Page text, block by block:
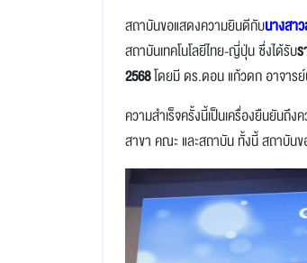
สถาบันขอแสดงความยินดีกับนางสา
สถาบันเทคโนโลยีไทย-ญี่ปุ่น ซึ่งได้รับ
2568โดยมี ดร.ดอน แก้วดก อาจาร
ความสำเร็จครั้งนี้เป็นเครื่องยืนยันถึ
สาขา คณะ และสถาบัน ทั้งนี้ สถาบัน